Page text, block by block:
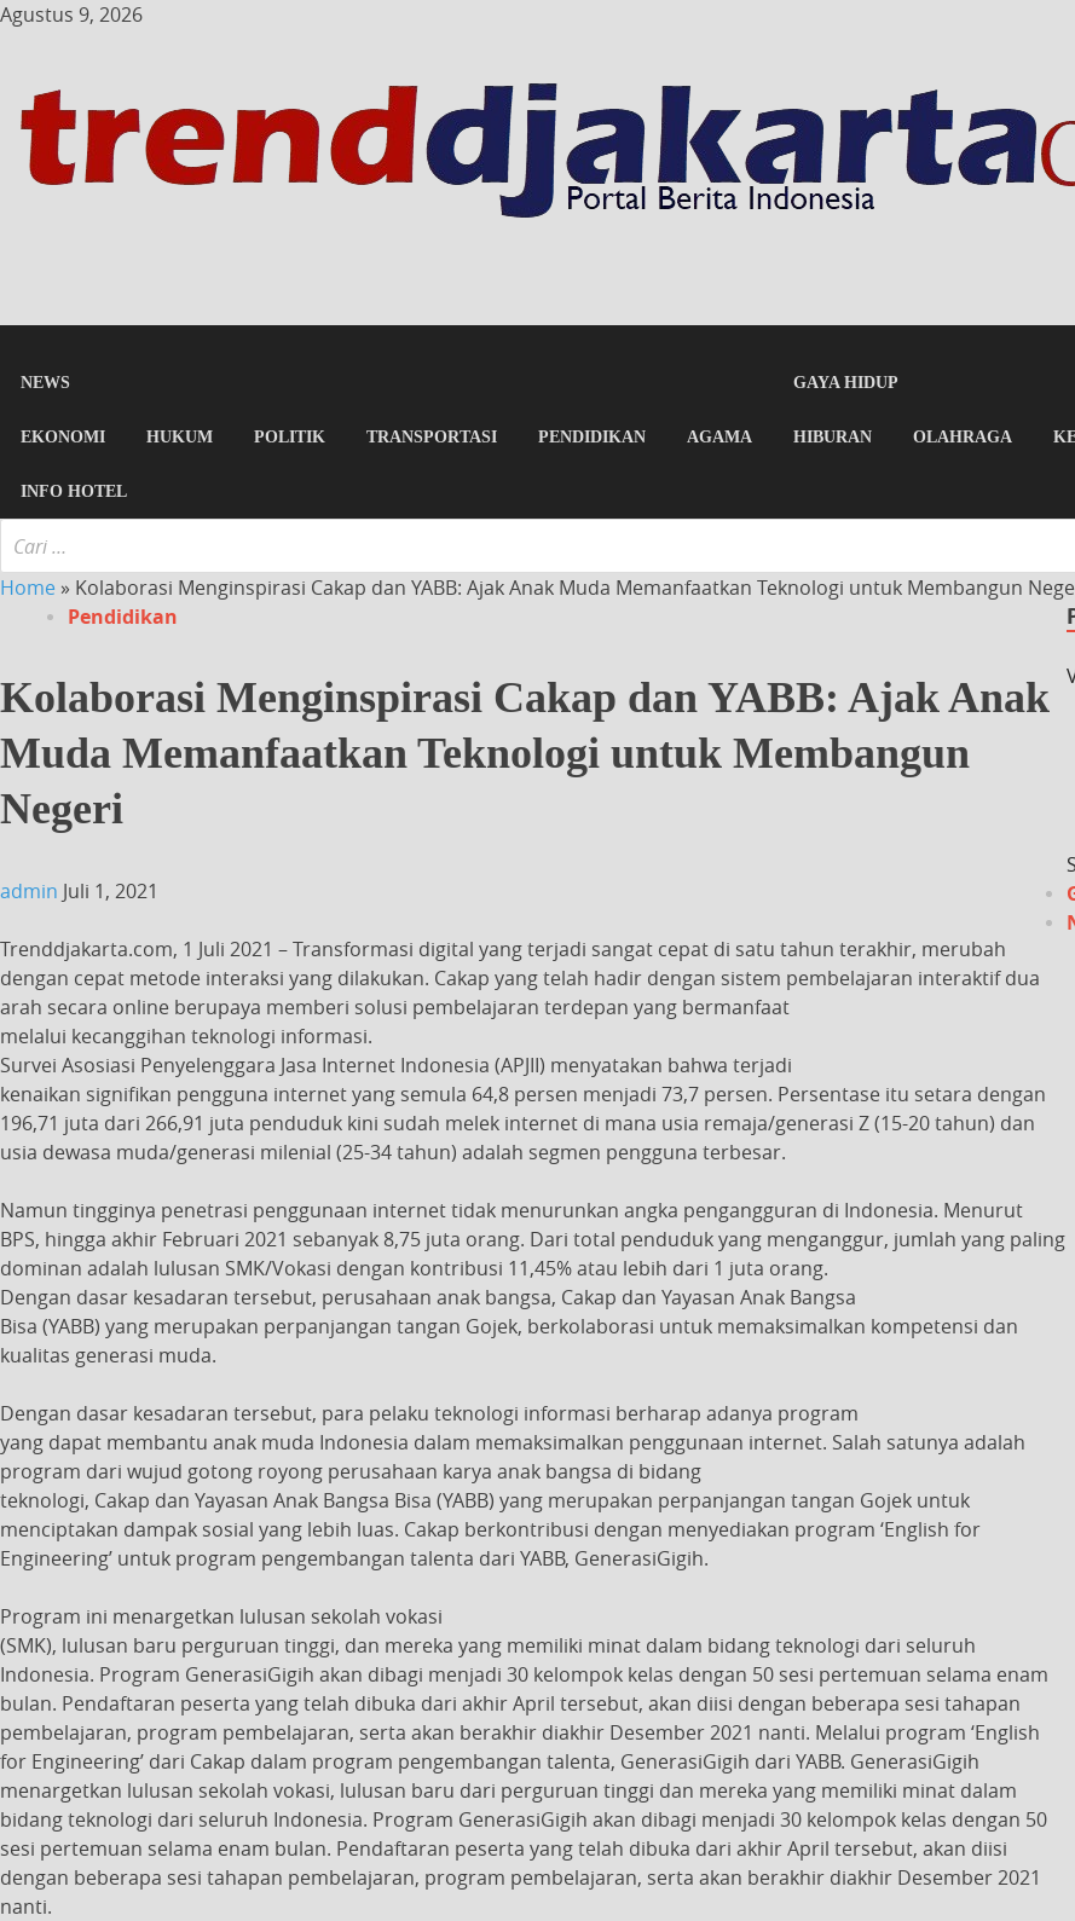
Agustus 9, 2026
NEWS
EKONOMI HUKUM POLITIK TRANSPORTASI PENDIDIKAN AGAMA
GAYA HIDUP
HIBURAN OLAHRAGA
INFO HOTEL
Home » Kolaborasi Menginspirasi Cakap dan YABB: Ajak Anak Muda Memanfaatkan Teknologi untuk Membangun
Pendidikan
Kolaborasi Menginspirasi Cakap dan YABB: Ajak Anak
Muda Memanfaatkan Teknologi untuk Membangun
Negeri
admin Juli 1, 2021
Trenddjakarta.com, 1 Juli 2021 – Transformasi digital yang terjadi sangat cepat di satu tahun terakhir, merubah
dengan cepat metode interaksi yang dilakukan. Cakap yang telah hadir dengan sistem pembelajaran interaktif dua
arah secara online berupaya memberi solusi pembelajaran terdepan yang bermanfaat
melalui kecanggihan teknologi informasi.
Survei Asosiasi Penyelenggara Jasa Internet Indonesia (APJII) menyatakan bahwa terjadi
kenaikan signifikan pengguna internet yang semula 64,8 persen menjadi 73,7 persen. Persentase itu setara dengan
196,71 juta dari 266,91 juta penduduk kini sudah melek internet di mana usia remaja/generasi Z (15-20 tahun) dan
usia dewasa muda/generasi milenial (25-34 tahun) adalah segmen pengguna terbesar.
Namun tingginya penetrasi penggunaan internet tidak menurunkan angka pengangguran di Indonesia. Menurut
BPS, hingga akhir Februari 2021 sebanyak 8,75 juta orang. Dari total penduduk yang menganggur, jumlah yang paling
dominan adalah lulusan SMK/Vokasi dengan kontribusi 11,45% atau lebih dari 1 juta orang.
Dengan dasar kesadaran tersebut, perusahaan anak bangsa, Cakap dan Yayasan Anak Bangsa
Bisa (YABB) yang merupakan perpanjangan tangan Gojek, berkolaborasi untuk memaksimalkan kompetensi dan
kualitas generasi muda.
Dengan dasar kesadaran tersebut, para pelaku teknologi informasi berharap adanya program
yang dapat membantu anak muda Indonesia dalam memaksimalkan penggunaan internet. Salah satunya adalah
program dari wujud gotong royong perusahaan karya anak bangsa di bidang
teknologi, Cakap dan Yayasan Anak Bangsa Bisa (YABB) yang merupakan perpanjangan tangan Gojek untuk
menciptakan dampak sosial yang lebih luas. Cakap berkontribusi dengan menyediakan program ‘English for
Engineering’ untuk program pengembangan talenta dari YABB, GenerasiGigih.
Program ini menargetkan lulusan sekolah vokasi
(SMK), lulusan baru perguruan tinggi, dan mereka yang memiliki minat dalam bidang teknologi dari seluruh
Indonesia. Program GenerasiGigih akan dibagi menjadi 30 kelompok kelas dengan 50 sesi pertemuan selama enam
bulan. Pendaftaran peserta yang telah dibuka dari akhir April tersebut, akan diisi dengan beberapa sesi tahapan
pembelajaran, program pembelajaran, serta akan berakhir diakhir Desember 2021 nanti. Melalui program ‘English
for Engineering’ dari Cakap dalam program pengembangan talenta, GenerasiGigih dari YABB. GenerasiGigih
menargetkan lulusan sekolah vokasi, lulusan baru dari perguruan tinggi dan mereka yang memiliki minat dalam
bidang teknologi dari seluruh Indonesia. Program GenerasiGigih akan dibagi menjadi 30 kelompok kelas dengan 50
sesi pertemuan selama enam bulan. Pendaftaran peserta yang telah dibuka dari akhir April tersebut, akan diisi
dengan beberapa sesi tahapan pembelajaran, program pembelajaran, serta akan berakhir diakhir Desember 2021
nanti.